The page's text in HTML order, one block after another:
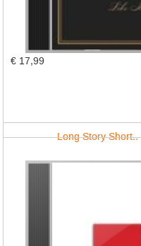
€ 17,99
Long Story Short..